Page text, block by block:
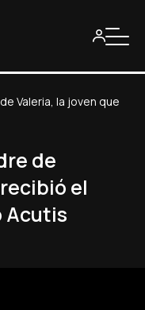
Valeria, la joven que
de
el
Acutis